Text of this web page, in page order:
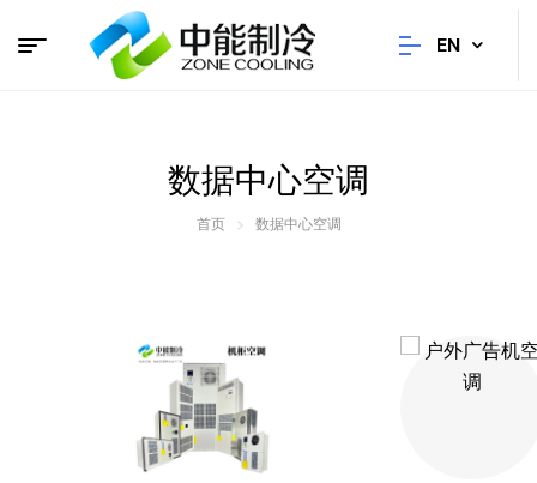
EN
数据中心空调
首页 数据中心空调